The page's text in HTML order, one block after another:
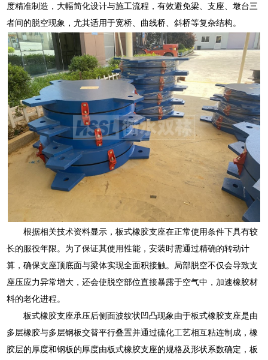
度精准制造，大幅简化设计与施工流程，有效避免梁、支座、墩台三
者间的脱空现象，尤其适用于宽桥、曲线桥、斜桥等复杂结构。
根据相关技术资料显示，板式橡胶支座在正常使用条件下具有较
长的服役年限。为了保证其使用性能，安装时需通过精确的转动计
算，确保支座顶底面与梁体实现全面积接触。局部脱空不仅会导致支
座压应力异常增大，还会使脱空部位直接暴露于空气中，加速橡胶材
料的老化进程。
板式橡胶支座承压后侧面波纹状凹凸现象由于板式橡胶支座是由
多层橡胶与多层钢板交替平行叠置并通过硫化工艺相互粘连制成，橡
胶层的厚度和钢板的厚度由板式橡胶支座的规格及形状系数确定，板